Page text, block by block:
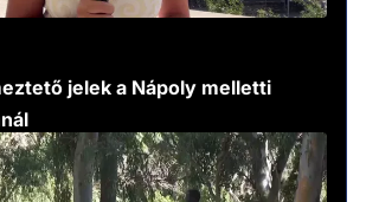
jelek a Nápoly melletti